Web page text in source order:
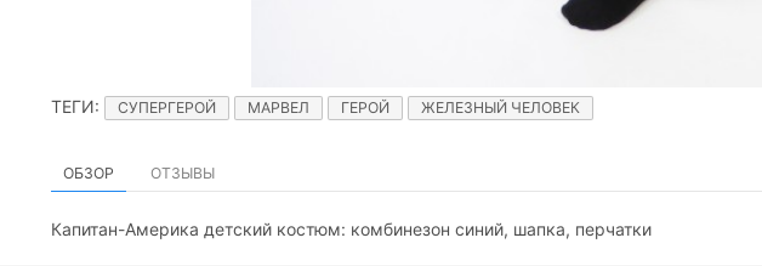
ТЕГИ: СУПЕРГЕРОЙ МАРВЕЛ ГЕРОЙ ЖЕЛЕЗНЫЙ ЧЕЛОВЕК
ОБЗОР ОТЗЫВЫ
Капитан-Америка детский костюм: комбинезон синий, шапка, перчатки